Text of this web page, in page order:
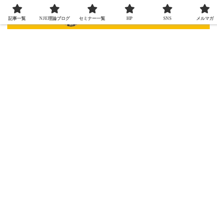
記事一覧 NJE理論ブログ セミナー一覧 HP SNS メルマガ